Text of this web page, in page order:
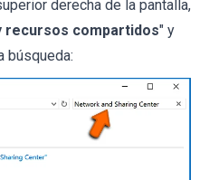
derecha de la pantalla,
recursos compartidos" y
búsqueda: